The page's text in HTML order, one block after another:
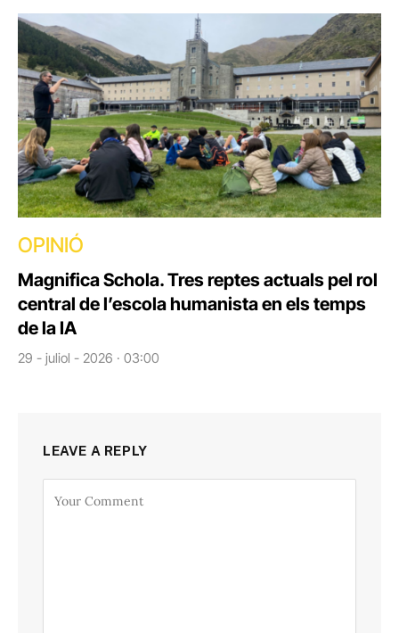
OPINIÓ
Magnifica Schola. Tres reptes actuals pel rol
central de l’escola humanista en els temps
de la IA
29 - juliol - 2026 · 03:00
LEAVE A REPLY